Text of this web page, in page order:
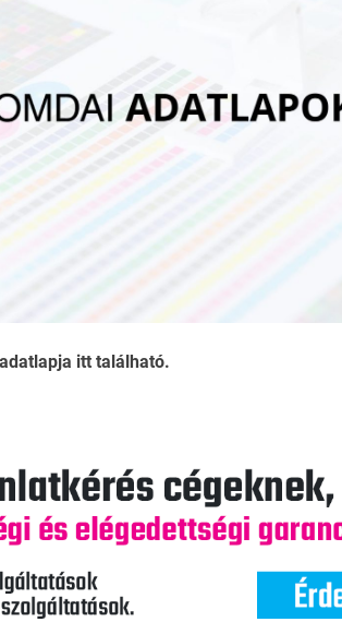
itt található.